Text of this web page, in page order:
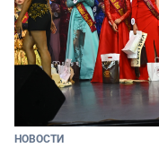
НОВОСТИ